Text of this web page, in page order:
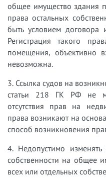
общее имущество здания
права остальных
быть условием договора
Регистрация такого
помещения, объективно
невозможна.
3. Ссылка судов на
статьи 218 ГК РФ не
отсутствия прав на
права возникают на
способ возникновения
4. Недопустимо
собственности на общее
всех или отдельных